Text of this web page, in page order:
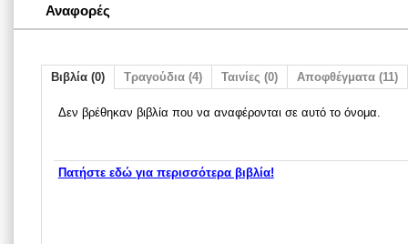
Αναφορές
Βιβλία (0) Τραγούδια (4) Ταινίες (0) Αποφθέγματα (11)
Δεν βρέθηκαν βιβλία που να αναφέρονται σε αυτό το όνομα.
Πατήστε εδώ για περισσότερα βιβλία!